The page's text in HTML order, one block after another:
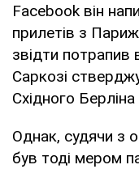
Facebook він
прилетів з
звідти потрапив
Саркозі
Східного
Однак, судячи з
був тоді мером